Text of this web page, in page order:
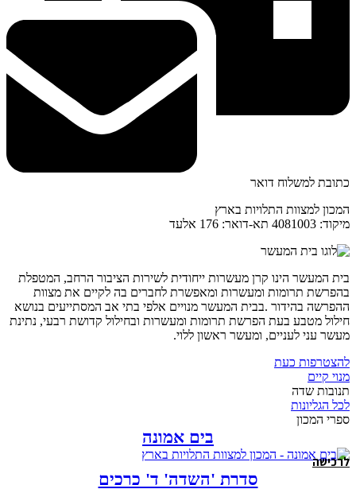
כתובת למשלוח דואר
המכון למצוות התלויות בארץ
מיקוד: 4081003 תא-דואר: 176 אלעד
בית המעשר הינו קרן מעשרות ייחודית לשירות הציבור הרחב, המטפלת
בהפרשת תרומות ומעשרות ומאפשרת לחברים בה לקיים את מצוות
ההפרשה בהידור .בבית המעשר מנויים אלפי בתי אב המסתייעים בנושא
חילול מטבע בעת הפרשת תרומות ומעשרות ובחילול קדושת רבעי, נתינת
מעשר עני לעניים, ומעשר ראשון ללוי.
להצטרפות כעת
מנוי קיים
תנובות שדה
לכל הגליונות
ספרי המכון
בים אמונה
לרכישה
סדרת 'השדה' ד' כרכים